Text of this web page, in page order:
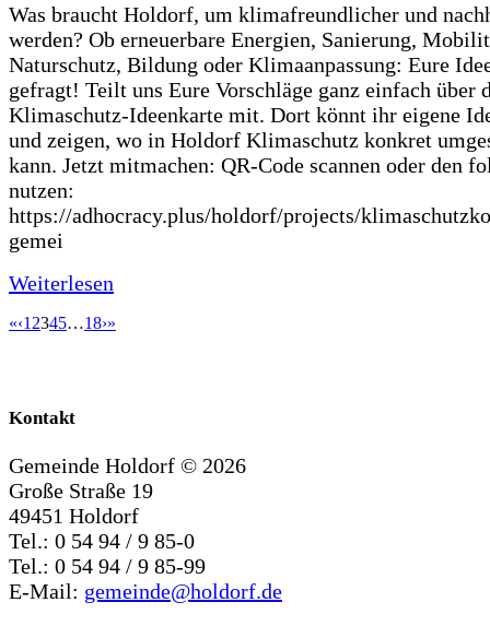
Was braucht Holdorf, um klimafreundlicher und
werden? Ob erneuerbare Energien, Sanierung,
Naturschutz, Bildung oder Klimaanpassung: Eure
gefragt! Teilt uns Eure Vorschläge ganz einfach über
Klimaschutz-Ideenkarte mit. Dort könnt ihr eigene
und zeigen, wo in Holdorf Klimaschutz konkret
kann. Jetzt mitmachen: QR-Code scannen oder den
nutzen:
https://adhocracy.plus/holdorf/projects/
gemei
Weiterlesen
«‹1 2345…18›»
Kontakt
Gemeinde Holdorf © 2026
Große Straße 19
49451 Holdorf
Tel.: 0 54 94 / 9 85-0
Tel.: 0 54 94 / 9 85-99
E-Mail: gemeinde@holdorf.de